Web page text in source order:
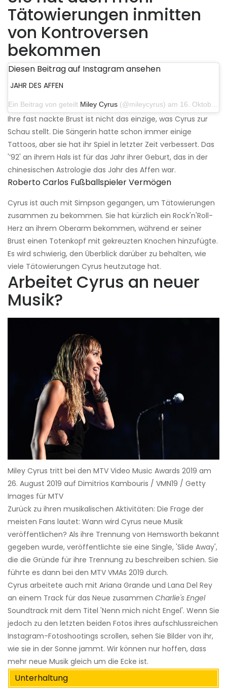
Tätowierungen inmitten
von Kontroversen
bekommen
Diesen Beitrag auf Instagram ansehen
JAHR DES AFFEN
Ein Beitrag von geteilt Miley Cyrus (@mileycyrus) am 16. Oktober 2019 um 19:04 Uhr PDT
Ihre fast nackte Brust ist nicht das einzige, was Cyrus zur
Schau stellt. Die Sängerin hatte schon immer einige
Tattoos, aber sie hat ihr Spiel in letzter Zeit verbessert. Das
'’92' an ihrem Hals ist für das Jahr ihrer Geburt, das in der
chinesischen Astrologie das Jahr des Affen war.
Roberto Carlos Fußballspieler Vermögen
Cyrus ist auch mit Simpson gegangen, um Tätowierungen
zusammen zu bekommen. Sie hat kürzlich ein Rock'n'Roll-
Herz an ihrem Oberarm bekommen, während er seiner
Brust einen Totenkopf mit gekreuzten Knochen hinzufügte.
Es wird schwierig, den Überblick darüber zu behalten, wie
viele Tätowierungen Cyrus heutzutage hat.
Arbeitet Cyrus an neuer
Musik?
Miley Cyrus tritt bei den MTV Video Music Awards 2019 am
26. August 2019 auf Dimitrios Kambouris / VMN19 / Getty
Images für MTV
Zurück zu ihren musikalischen Aktivitäten: Die Frage der
meisten Fans lautet: Wann wird Cyrus neue Musik
veröffentlichen? Als ihre Trennung von Hemsworth bekannt
gegeben wurde, veröffentlichte sie eine Single, 'Slide Away',
die die Gründe für ihre Trennung zu beschreiben schien. Sie
führte es dann bei den MTV VMAs 2019 durch.
Cyrus arbeitete auch mit Ariana Grande und Lana Del Rey
an einem Track für das Neue zusammen Charlie's Engel
Soundtrack mit dem Titel 'Nenn mich nicht Engel'. Wenn Sie
jedoch zu den letzten beiden Fotos ihres aufschlussreichen
Instagram-Fotoshootings scrollen, sehen Sie Bilder von ihr,
wie sie in der Sonne jammt. Wir können nur hoffen, dass
mehr neue Musik gleich um die Ecke ist.
Unterhaltung